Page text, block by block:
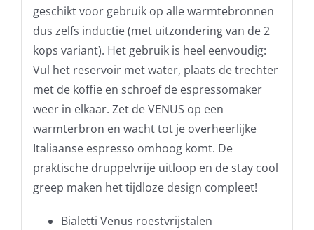
geschikt voor gebruik op alle warmtebronnen
dus zelfs inductie (met uitzondering van de 2
kops variant). Het gebruik is heel eenvoudig:
Vul het reservoir met water, plaats de trechter
met de koffie en schroef de espressomaker
weer in elkaar. Zet de VENUS op een
warmterbron en wacht tot je overheerlijke
Italiaanse espresso omhoog komt. De
praktische druppelvrije uitloop en de stay cool
greep maken het tijdloze design compleet!
Bialetti Venus roestvrijstalen